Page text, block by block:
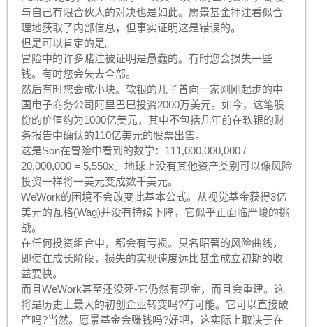
与自己有限合伙人的对决也是如此。愿景基金押注看似合
理地获取了内部信息，但事实证明这是错误的。
但是可以肯定的是。
冒险中的许多赌注被证明是愚蠢的。有时您会损失一些
钱。有时您会失去全部。
然后有时您会成小块。软银的儿子曾向一家刚刚起步的中
国电子商务公司阿里巴巴投资2000万美元。如今，这笔股
份的价值约为1000亿美元，其中不包括几年前在软银的财
务报告中确认的110亿美元的股票出售。
这是Son在冒险中看到的数学：111,000,000,000 /
20,000,000 = 5,550x。地球上没有其他资产类别可以像风险
投资一样将一美元变成数千美元。
WeWork的困境不会改变此基本公式。从视觉基金获得3亿
美元的瓦格(Wag)并没有持续下降，它似乎正面临严峻的挑
战。
在任何投资组合中，都会有亏损。臭名昭著的风险曲线，
即使在成长阶段，损失的实现速度远比基金成立初期的收
益要快。
而且WeWork甚至还没死-它仍然有现金，而且会重建。这
将是历史上最大的初创企业转变吗?有可能。它可以直接破
产吗?当然。愿景基金会赚钱吗?好吧，这实际上取决于在